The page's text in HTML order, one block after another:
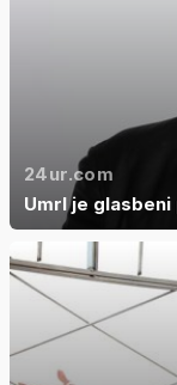
24ur.com
Umrl je